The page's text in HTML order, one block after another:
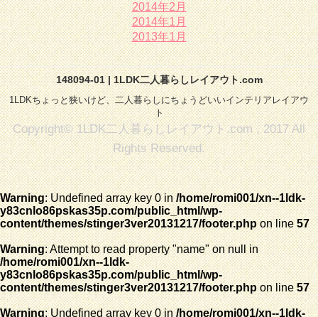
2014年2月
2014年1月
2013年1月
148094-01 | 1LDK二人暮らしレイアウト.com
1LDKちょっと狭いけど、二人暮らしにちょうどいいインテリアレイアウ
ト
Copyright© 1LDK二人暮らしレイアウト.com , 2017 All
Rights Reserved.
Warning: Undefined array key 0 in/home/romi001/xn--1ldk-
y83cnlo86pskas35p.com/public_html/wp-
content/themes/stinger3ver20131217/footer.phpon line57
Warning: Attempt to read property "name" on null in
/home/romi001/xn--1ldk-
y83cnlo86pskas35p.com/public_html/wp-
content/themes/stinger3ver20131217/footer.phpon line57
Warning: Undefined array key 0 in/home/romi001/xn--1ldk-